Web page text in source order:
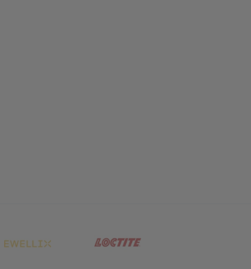
Tab)(öffnet in neuem Tab)(öffnet in neuem Tab)